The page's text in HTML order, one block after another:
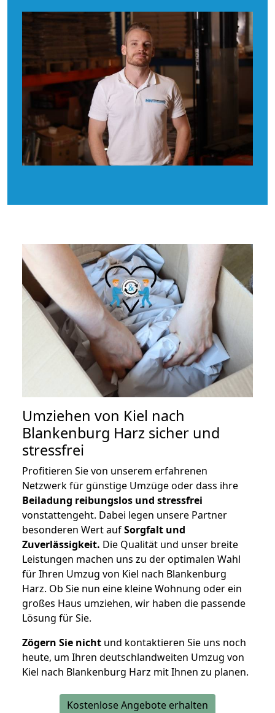
Umziehen von Kiel nach
Blankenburg Harz sicher und
stressfrei
Profitieren Sie von unserem erfahrenen
Netzwerk für günstige Umzüge oder dass ihre
Beiladung reibungslos und stressfrei
vonstattengeht. Dabei legen unsere Partner
besonderen Wert aufSorgfalt und
Zuverlässigkeit. Die Qualität und unser breite
Leistungen machen uns zu der optimalen Wahl
für Ihren Umzug von Kiel nach Blankenburg
Harz. Ob Sie nun eine kleine Wohnung oder ein
großes Haus umziehen, wir haben die passende
Lösung für Sie.
Zögern Sie nicht und kontaktieren Sie uns noch
heute, um Ihren deutschlandweiten Umzug von
Kiel nach Blankenburg Harz mit Ihnen zu planen.
Kostenlose Angebote erhalten